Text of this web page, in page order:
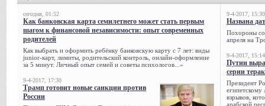
сегодня, 01:52
Как банковская карта семилетнего может стать первым
шагом к финансовой независимости: опыт современных
родителей
Как выбрать и оформить ребёнку банковскую карту с 7 лет: виды
junior-карт, лимиты, родительский контроль, онлайн-оформление
за 5 минут. Личный опыт семей и советы психологов...»
9-4-2017, 17:30
Трамп готовит новые санкции против
России
9-4-2017, 15:30
Названа
Похороны
апреля на
9-4-2017, 15:14
Путин
серии
Президент
египетскому
взрывов,
арабской